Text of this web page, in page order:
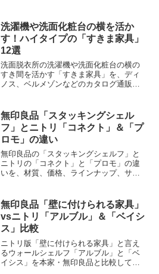
の「透明両面粘着ピン」によく似ていま
すが、それよりも大きくて使いやすく、
高品質で接着面に耐久性があるように思
います。
洗濯機や洗面化粧台の横を活か
す！ハイタイプの「すきま家具」
12選
洗面脱衣所の洗濯機や洗面化粧台の横の
すき間を活かす「すきま家具」を、ディ
ノス、ベルメゾンなどのカタログ通販の
プ、小物を収納しやすい引出しタイプ、
それらのコンビネーションタイプ。
無印良品「スタッキングシェル
フ」とニトリ「コネクト」＆「プ
ロモ」の違い
無印良品の「スタッキングシェルフ」と
ニトリの「コネクト」と「プロモ」の違
いを、材質、価格、ラインナップ、サイ
は類似点が多く、プロモは別物と言えま
す。
無印良品「壁に付けられる家具」
vsニトリ「アルブル」＆「ベイシ
ス」比較
ニトリ版「壁に付けられる家具」と言え
るウォールシェルフ「アルブル」と「ベ
イシス」を本家・無印良品と比較してみ